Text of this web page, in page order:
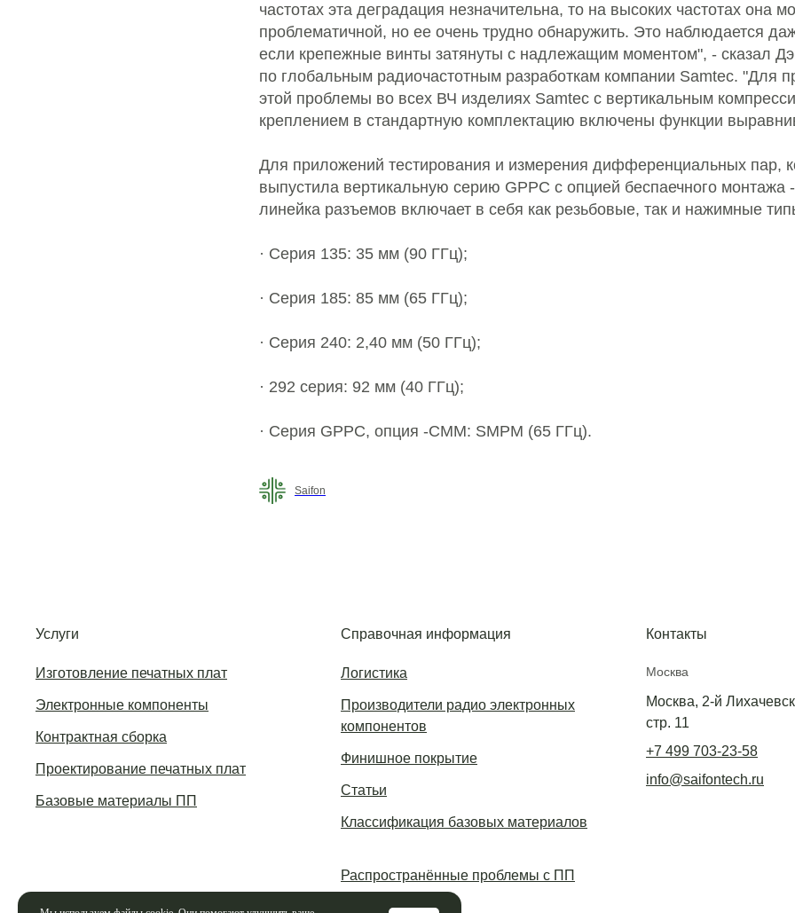
частотах эта деградация незначительна, то на высоких частотах она
проблематичной, но ее очень трудно обнаружить. Это наблюдается
если крепежные винты затянуты с надлежащим моментом", - сказал
по глобальным радиочастотным разработкам компании Samtec. "Для
этой проблемы во всех ВЧ изделиях Samtec с вертикальным
креплением в стандартную комплектацию включены функции
Для приложений тестирования и измерения дифференциальных пар,
выпустила вертикальную серию GPPC с опцией беспаечного монтажа
линейка разъемов включает в себя как резьбовые, так и нажимные
· Серия 135: 35 мм (90 ГГц);
· Серия 185: 85 мм (65 ГГц);
· Серия 240: 2,40 мм (50 ГГц);
· 292 серия: 92 мм (40 ГГц);
· Серия GPPC, опция -CMM: SMPM (65 ГГц).
Saifon
Контакты
Москва
Москва, 2-й
стр. 11
+7 499 703-23-58
info@saifontech.ru
Справочная информация
Статьи
Классификация базовых материалов
Распространённые проблемы с ПП
Изготовление печатных плат
Электронные компоненты
Контрактная сборка
Проектирование печатных плат
Базовые материалы ПП
Услуги
Логистика
Финишное покрытие
Производители радио электронных
компонентов